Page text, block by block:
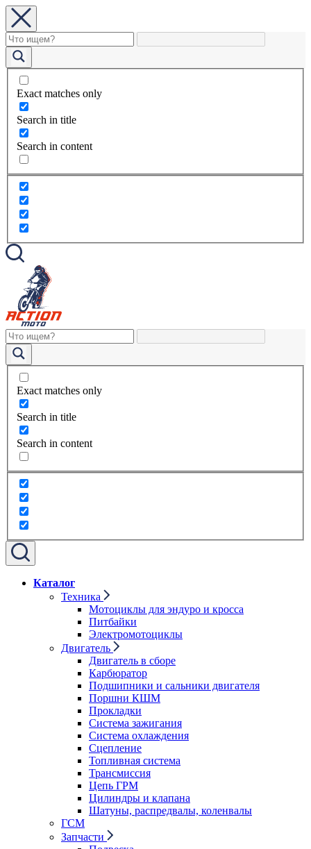
Exact matches only
Search in title
Search in content
Exact matches only
Search in title
Search in content
Каталог
Техника
Мотоциклы для эндуро и кросса
Питбайки
Электромотоциклы
Двигатель
Двигатель в сборе
Карбюратор
Подшипники и сальники двигателя
Поршни КШМ
Прокладки
Система зажигания
Система охлаждения
Сцепление
Топливная система
Трансмиссия
Цепь ГРМ
Цилиндры и клапана
Шатуны, распредвалы, коленвалы
ГСМ
Запчасти